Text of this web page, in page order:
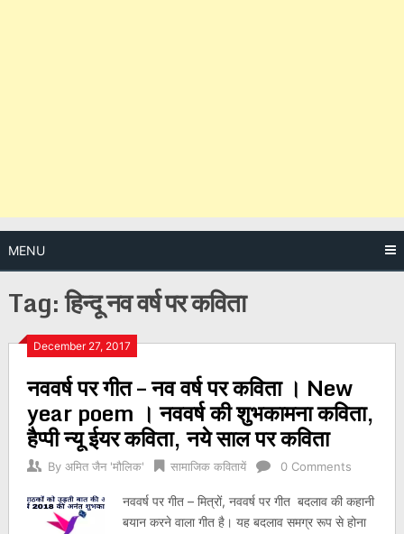
MENU
Tag:हिन्दू नव वर्ष पर कविता
December 27, 2017
नववर्ष पर गीत – नव वर्ष पर कविता । New
year poem । नववर्ष की शुभकामना कविता,
हैप्पी न्यू ईयर कविता, नये साल पर कविता
By अमित जैन 'मौलिक' सामाजिक कवितायें 0 Comments
नववर्ष पर गीत – मित्रों, नववर्ष पर गीत बदलाव की कहानी
बयान करने वाला गीत है। यह बदलाव समग्र रूप से होना
Posts
navigation